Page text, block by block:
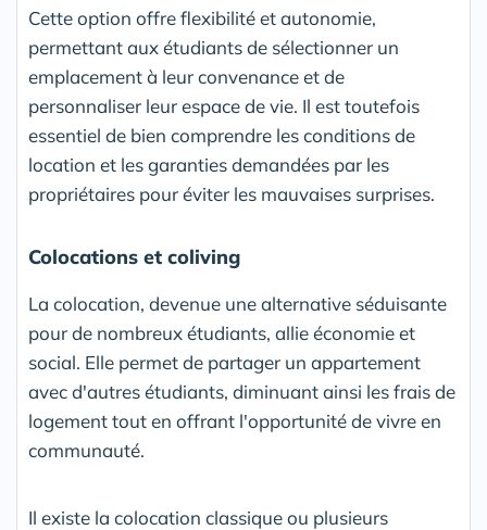
Cette option offre flexibilité et autonomie,
permettant aux étudiants de sélectionner un
emplacement à leur convenance et de
personnaliser leur espace de vie. Il est toutefois
essentiel de bien comprendre les conditions de
location et les garanties demandées par les
propriétaires pour éviter les mauvaises surprises.
Colocations et coliving
La colocation, devenue une alternative séduisante
pour de nombreux étudiants, allie économie et
social. Elle permet de partager un appartement
avec d'autres étudiants, diminuant ainsi les frais de
logement tout en offrant l'opportunité de vivre en
communauté.
Il existe la colocation classique ou plusieurs